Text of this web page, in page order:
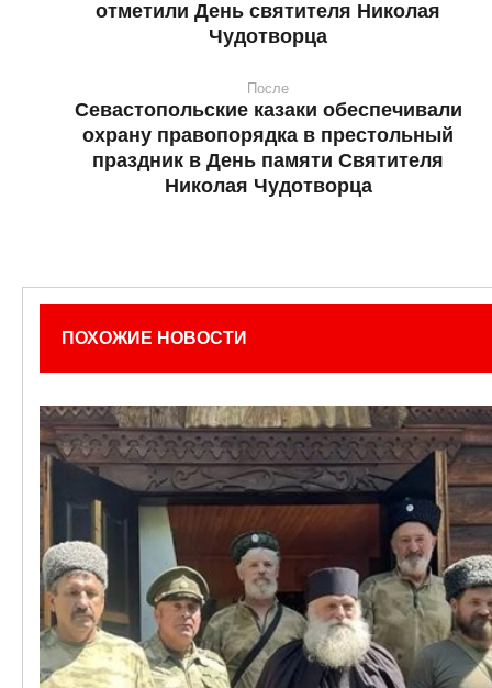
отметили День святителя Николая
Чудотворца
После
Севастопольские казаки обеспечивали
охрану правопорядка в престольный
праздник в День памяти Святителя
Николая Чудотворца
ПОХОЖИЕ НОВОСТИ